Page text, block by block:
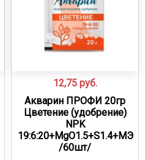
12,75 руб.
Акварин ПРОФИ 20гр
Цветение (удобрение)
NPK
19:6:20+MgO1.5+S1.4+МЭ
/60шт/